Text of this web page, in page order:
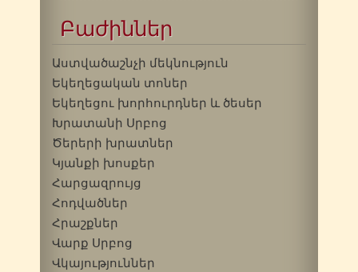
Բաժիններ
Աստվածաշնչի մեկնություն
Եկեղեցական տոներ
Եկեղեցու խորհուրդներ և ծեսեր
Խրատանի Սրբոց
Ծերերի խրատներ
Կյանքի խոսքեր
Հարցազրույց
Հոդվածներ
Հրաշքներ
Վարք Սրբոց
Վկայություններ